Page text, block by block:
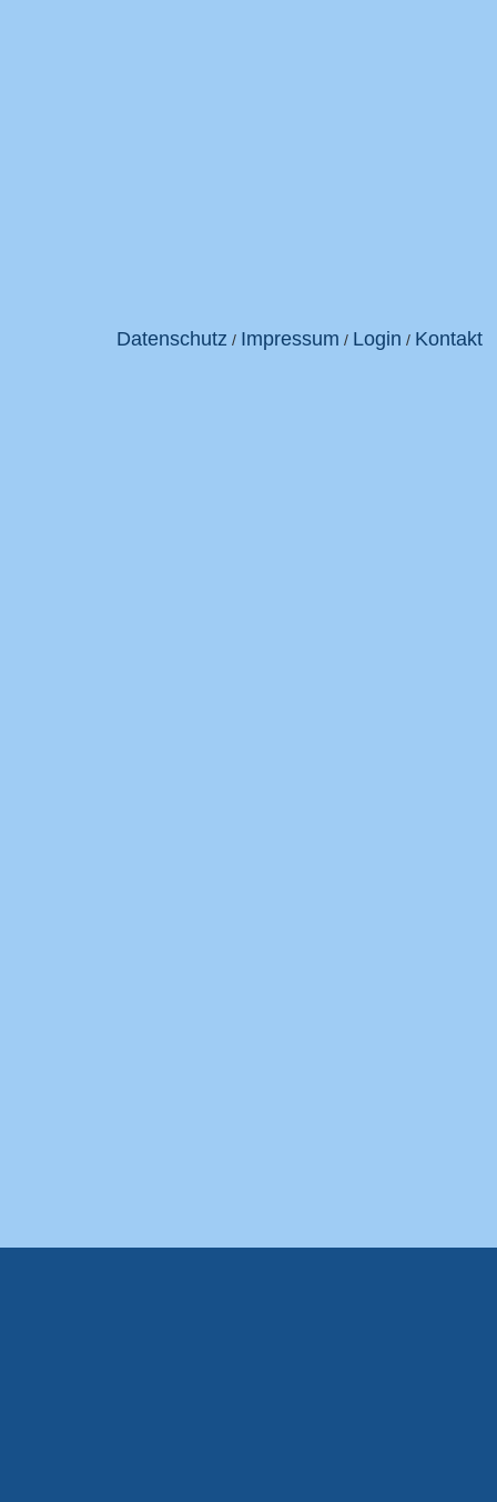
Datenschutz / Impressum / Login / Kontakt